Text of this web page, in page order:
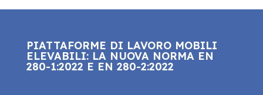
PIATTAFORME DI LAVORO MOBILI
ELEVABILI: LA NUOVA NORMA EN
280-1:2022 E EN 280-2:2022